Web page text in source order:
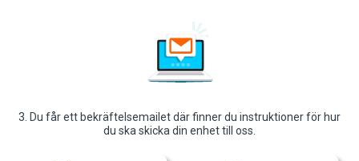
3. Du får ett bekräftelsemailet där finner du instruktioner för hur
du ska skicka din enhet till oss.